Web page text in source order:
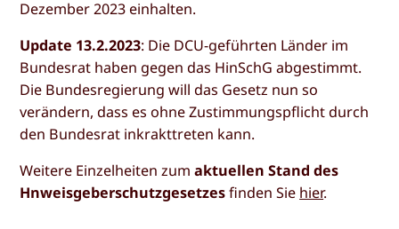
Dezember 2023 einhalten.
Update 13.2.2023: Die DCU-geführten Länder im
Bundesrat haben gegen das HinSchG abgestimmt.
Die Bundesregierung will das Gesetz nun so
verändern, dass es ohne Zustimmungspflicht durch
den Bundesrat inkrakttreten kann.
Weitere Einzelheiten zumaktuellen Stand des
Hnweisgeberschutzgesetzesfinden Sie hier.